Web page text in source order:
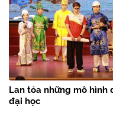
Lan tỏa những mô hình
đại học